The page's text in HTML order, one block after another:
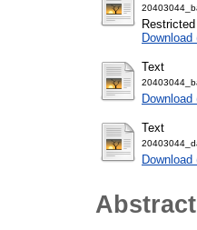
Download
Text
Download
Text
Download
Abstract